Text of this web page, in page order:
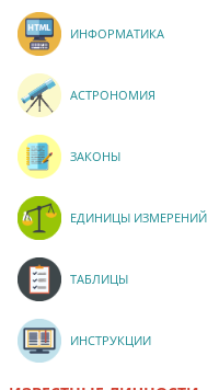
ИНФОРМАТИКА
АСТРОНОМИЯ
ЗАКОНЫ
ЕДИНИЦЫ ИЗМЕРЕНИЙ
ТАБЛИЦЫ
ИНСТРУКЦИИ